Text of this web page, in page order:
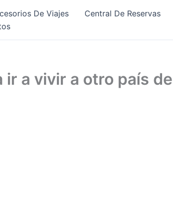
De Viajes Central De Reservas
a vivir a otro país